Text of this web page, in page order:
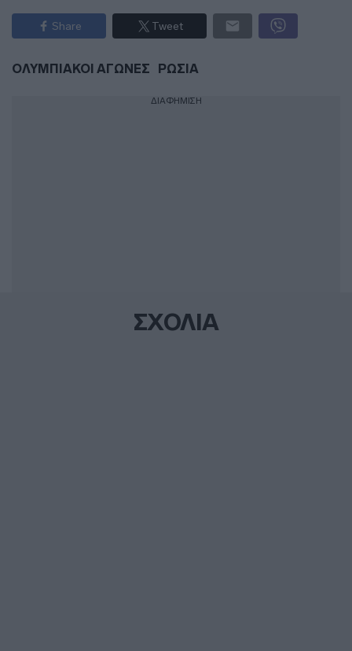
Share Tweet
ΟΛΥΜΠΙΑΚΟΙ ΑΓΩΝΕΣ ΡΩΣΙΑ
ΔΙΑΦΗΜΙΣΗ
ΣΧΟΛΙΑ